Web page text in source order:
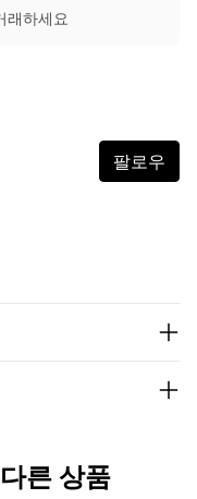
래하세요
팔로우
른 상품